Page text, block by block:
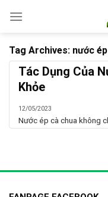
Tag Archives: nước
Tác Dụng Của
Khỏe
12/05/2023
Nước ép cà chua không